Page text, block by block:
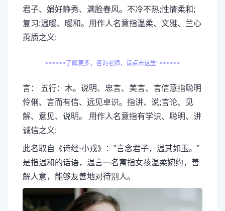
君子、娟好静秀、满脸春风。不冷不热;性情柔和;
复习;温暖、暖和。用作人名意指温柔、文雅、兰心
蕙质之义;
>>>>>>了解更多，咨询老师，请点击这里! <<<<<<
言： 五行：木。说明、忠言、美言、言信意指聪明
伶俐、言而有信、远见卓识。指讲、说;言论、见
解、意见、说明。 用作人名意指有学识、聪明、讲
诚信之义;
此名取自《诗经·小戎》："言念君子，温其如玉。”
是指温和的话语，温言一名寓指女孩温柔婉约，善
解人意，能够友善地对待别人。